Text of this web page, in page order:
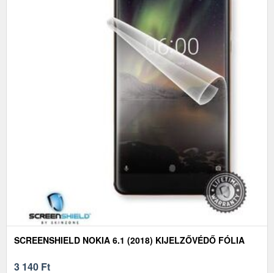
SCREENSHIELD NOKIA 6.1 (2018) KIJELZŐVÉDŐ FÓLIA
3 140 Ft